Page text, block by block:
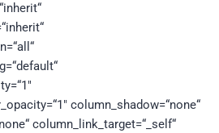
column_shadow=“none“
column_link_target=“_self“